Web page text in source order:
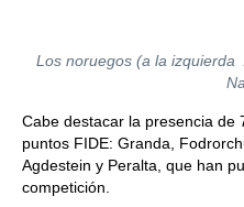
Los noruegos (a la izquierda
Cabe destacar la presencia de
puntos FIDE: Granda,
Agdestein y Peralta, que han
competición.